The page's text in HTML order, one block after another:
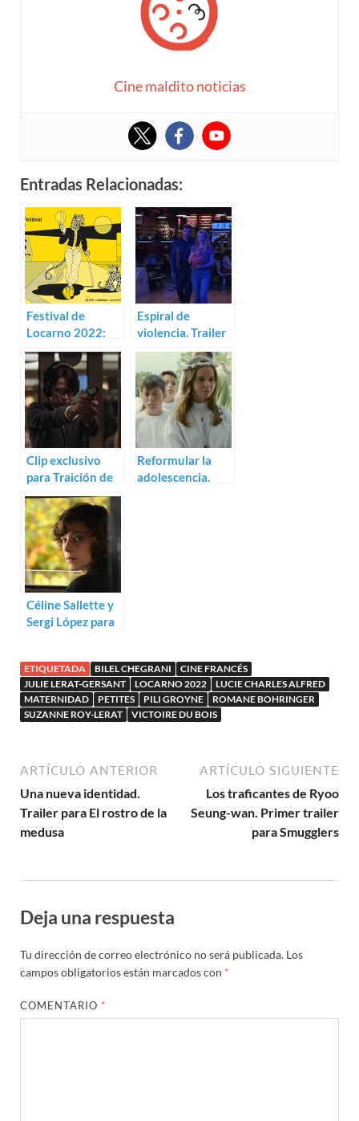
Cine maldito noticias
Entradas Relacionadas:
Festival de
Locarno 2022:
Sección Oficial
Espiral de
violencia. Trailer
para Bowling
Saturne
Clip exclusivo
para Traición de
Jean-Paul
Civeyrac
Reformular la
adolescencia.
Céline Sallette y
Sergi López para
ETIQUETADA BILEL CHEGRANI
CINE FRANCÉS
JULIE LERAT-GERSANT
LOCARNO 2022
LUCIE CHARLES ALFRED
MATERNIDAD
PETITES PILI GROYNE
ROMANE BOHRINGER
SUZANNE ROY-LERAT
VICTOIRE DU BOIS
ARTÍCULO ANTERIOR
Una nueva identidad.
Trailer para El rostro de la
medusa
ARTÍCULO SIGUIENTE
Los traficantes de Ryoo
Seung-wan. Primer trailer
para Smugglers
Deja una respuesta
Tu dirección de correo electrónico no será publicada. Los
campos obligatorios están marcados con *
COMENTARIO *